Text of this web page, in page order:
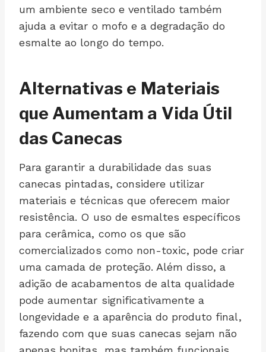
um ambiente seco e ventilado também
ajuda a evitar o mofo e a degradação do
esmalte ao longo do tempo.
Alternativas e Materiais
que Aumentam a Vida Útil
das Canecas
Para garantir a durabilidade das suas
canecas pintadas, considere utilizar
materiais e técnicas que oferecem maior
resistência. O uso de esmaltes específicos
para cerâmica, como os que são
comercializados como non-toxic, pode criar
uma camada de proteção. Além disso, a
adição de acabamentos de alta qualidade
pode aumentar significativamente a
longevidade e a aparência do produto final,
fazendo com que suas canecas sejam não